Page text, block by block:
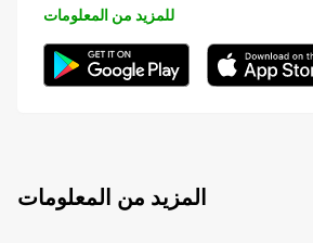
للمزيد من المعلومات
المزيد من المعلومات